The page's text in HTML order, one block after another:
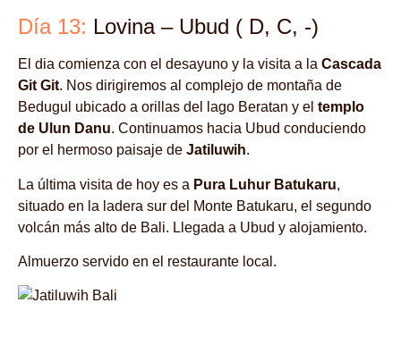
Día 13: Lovina – Ubud ( D, C, -)
El dia comienza con el desayuno y la visita a la Cascada
Git Git. Nos dirigiremos al complejo de montaña de
Bedugul ubicado a orillas del lago Beratan y el templo
de Ulun Danu. Continuamos hacia Ubud conduciendo
por el hermoso paisaje de Jatiluwih.
La última visita de hoy es a Pura Luhur Batukaru,
situado en la ladera sur del Monte Batukaru, el segundo
volcán más alto de Bali. Llegada a Ubud y alojamiento.
Almuerzo servido en el restaurante local.